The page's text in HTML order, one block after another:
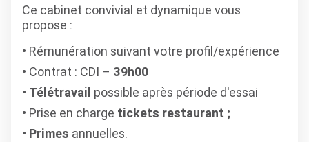
Ce cabinet convivial et dynamique vous
propose :
Rémunération suivant votre profil/expérience
Contrat : CDI – 39h00
Télétravail possible après période d'essai
Prise en charge tickets restaurant ;
Primes annuelles.